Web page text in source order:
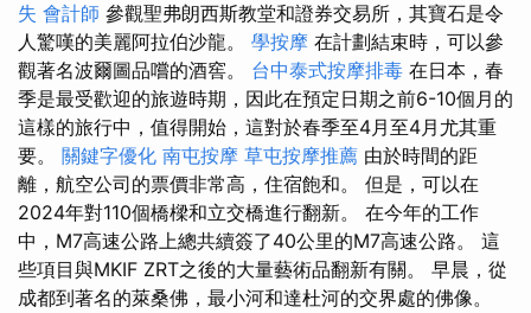
失 會計師 參觀聖弗朗西斯教堂和證券交易所，其寶石是令
人驚嘆的美麗阿拉伯沙龍。 學按摩 在計劃結束時，可以參
觀著名波爾圖品嚐的酒窖。 台中泰式按摩排毒 在日本，春
季是最受歡迎的旅遊時期，因此在預定日期之前6-10個月的
這樣的旅行中，值得開始，這對於春季至4月至4月尤其重
要。 關鍵字優化 南屯按摩 草屯按摩推薦 由於時間的距
離，航空公司的票價非常高，住宿飽和。 但是，可以在
2024年對110個橋樑和立交橋進行翻新。 在今年的工作
中，M7高速公路上總共續簽了40公里的M7高速公路。 這
些項目與MKIF ZRT之後的大量藝術品翻新有關。 早晨，從
成都到著名的萊桑佛，最小河和達杜河的交界處的佛像。